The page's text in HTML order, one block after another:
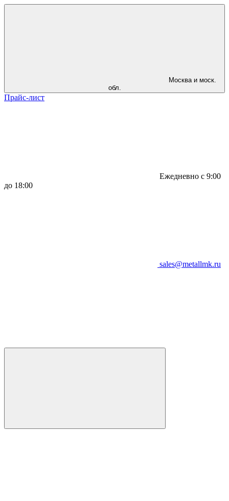
Москва и моск.
обл.
Прайс-лист
Ежедневно с 9:00
до 18:00
sales@metallmk.ru